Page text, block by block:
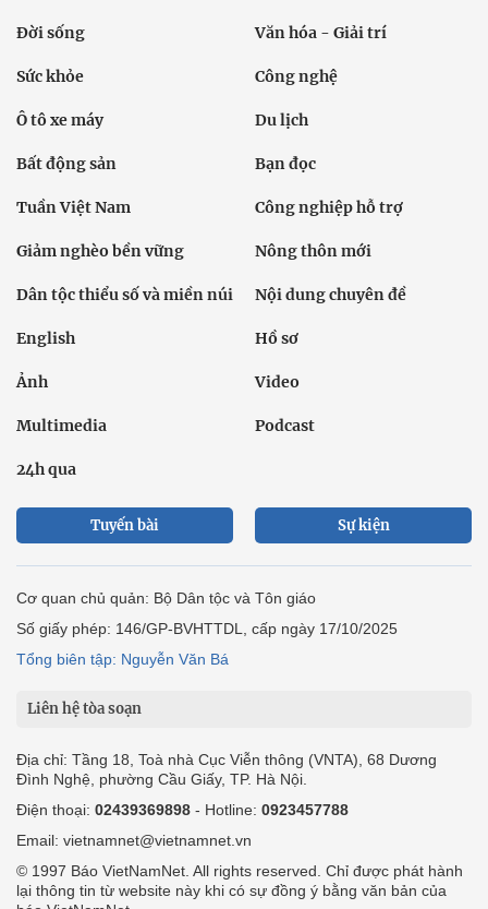
Đời sống Văn hóa - Giải trí
Sức khỏe Công nghệ
Ô tô xe máy Du lịch
Bất động sản Bạn đọc
Tuần Việt Nam Công nghiệp hỗ trợ
Giảm nghèo bền vững Nông thôn mới
Dân tộc thiểu số và miền núi Nội dung chuyên đề
English Hồ sơ
Ảnh Video
Multimedia Podcast
24h qua
Tuyến bài Sự kiện
Cơ quan chủ quản: Bộ Dân tộc và Tôn giáo
Số giấy phép: 146/GP-BVHTTDL, cấp ngày 17/10/2025
Tổng biên tập: Nguyễn Văn Bá
Liên hệ tòa soạn
Địa chỉ: Tầng 18, Toà nhà Cục Viễn thông (VNTA), 68 Dương
Đình Nghệ, phường Cầu Giấy, TP. Hà Nội.
Điện thoại: 02439369898 - Hotline: 0923457788
Email: vietnamnet@vietnamnet.vn
© 1997 Báo VietNamNet. All rights reserved. Chỉ được phát hành
lại thông tin từ website này khi có sự đồng ý bằng văn bản của